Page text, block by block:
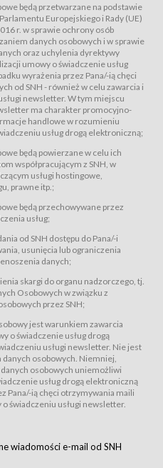
przez Usługodawcę w Serwisie;
przez Usługodawcę, z
mowa w ust. 2 pkt. 4 i 5 poniżej, których
regulaminy,
danych osobowych Usługobiorców
w rozumieniu ustawy z dnia 18 lipca
(Dz.U. z 2002 r., Nr 144, poz.
są nieodpłatnie.
przez Usługobiorców materiałów
w Serwisie,
umów nabycia Karnetów i Biletów,
umów sprzedaży w Sklepie.
drogą elektroniczną (Dz.U. z 2002
świadczone są nieodpłatnie.
dostęp do Serwisu jest otwarty dla
z Serwisu jest zobowiązany
konta w Serwisie oraz zamówienie
przeznaczonego do tego formularza
dostępnych dla wszystkich
Regulaminu.
postanowień Regulaminu
nieodpłatnie za
będą przetwarzane na podstawie
Europejskiego i Rady (UE)
r. w sprawie ochrony osób
danych osobowych i w sprawie
oraz uchylenia dyrektywy
umowy o świadczenie usług
wyrażenia przez Pana/-ią chęci
od SNH - również w celu zawarcia i
newsletter. W tym miejscu
ma charakter promocyjno-
handlowe w rozumieniu
usług drogą elektroniczną;
będą powierzane w celu ich
współpracującym z SNH, w
usługi hostingowe,
prawne itp.;
będą przechowywane przez
usług;
od SNH dostępu do Pana/-i
usunięcia lub ograniczenia
danych;
skargi do organu nadzorczego, tj.
Osobowych w związku z
przez SNH;
jest warunkiem zawarcia
o świadczenie usług drogą
usługi newsletter. Nie jest
danych osobowych. Niemniej,
osobowych uniemożliwi
usług drogą elektroniczną
Pana/-ią chęci otrzymywania maili
świadczeniu usługi newsletter.
wiadomości e-mail od SNH